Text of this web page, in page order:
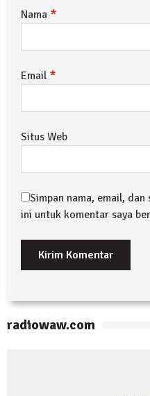
Nama *
Email *
Situs Web
Simpan nama, email,
ini untuk komentar saya
radiowaw.com